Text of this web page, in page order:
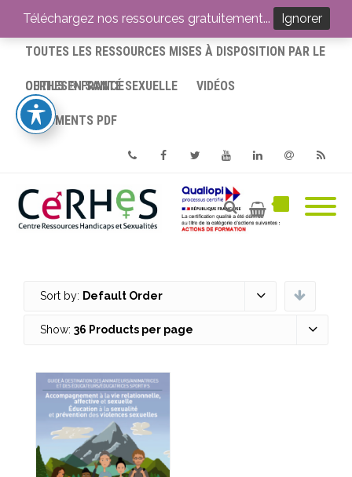
ACCUEIL
TOUTES LES RESSOURCES MISES À DISPOSITION PAR LE
CERHES® FRANCE
OUTILS EN SANTÉ SEXUELLE VIDÉOS
DOCUMENTS PDF
PhoneFacebookTwitterYoutube
Sort by: Default Order
Show: 36 Products per page
Téléchargez nos ressources gratuitement... Ignorer